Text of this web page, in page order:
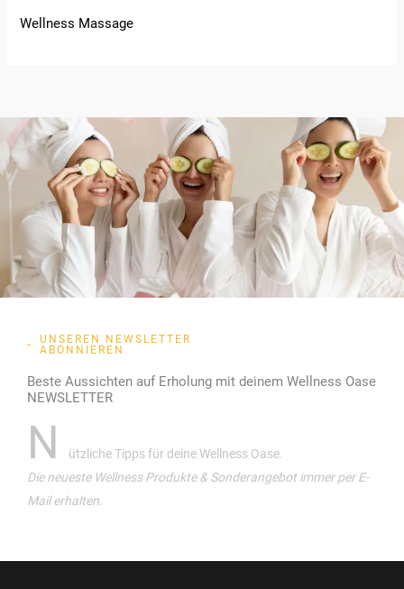
Wellness Massage
UNSEREN NEWSLETTER
ABONNIEREN
Beste Aussichten auf Erholung mit deinem Wellness Oase
NEWSLETTER
N
ützliche Tipps für deine Wellness Oase.
Die neueste Wellness Produkte & Sonderangebot immer per E-
Mail erhalten.